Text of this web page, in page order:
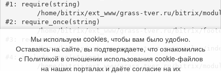
Мы используем cookies, чтобы вам было удобно.
Оставаясь на сайте, вы подтверждаете, что ознакомились
с Политикой в отношении использования cookie-файлов
на наших порталах и даёте согласие на их
#1: require(string)
#2: require_once(string)
	/home/bitrix/ext_www/grass-tver.ru/bitrix/footer.php:4
#3: require(string)
	/home/bitrix/ext_www/grass-tver.ru/catalog/index.php:346
#4: include_once(string)